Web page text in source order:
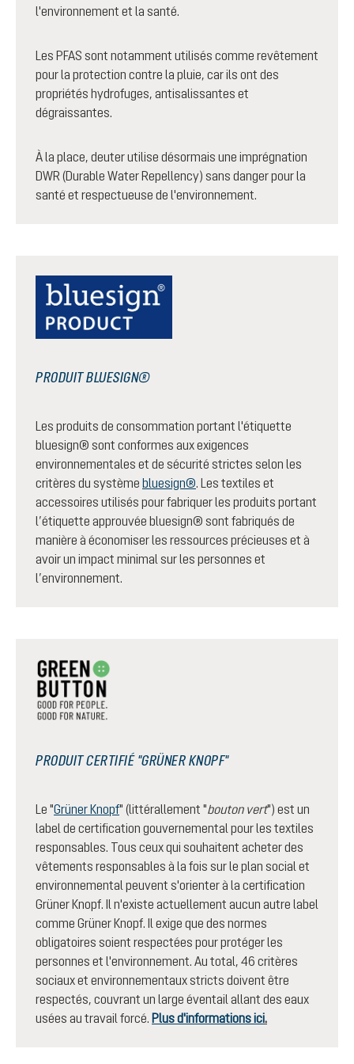
l'environnement et la santé.
Les PFAS sont notamment utilisés comme revêtement
pour la protection contre la pluie, car ils ont des
propriétés hydrofuges, antisalissantes et
dégraissantes.
À la place, deuter utilise désormais une imprégnation
DWR (Durable Water Repellency) sans danger pour la
santé et respectueuse de l'environnement.
PRODUIT BLUESIGN®
Les produits de consommation portant l'étiquette
bluesign® sont conformes aux exigences
environnementales et de sécurité strictes selon les
critères du système bluesign®. Les textiles et
accessoires utilisés pour fabriquer les produits portant
l’étiquette approuvée bluesign® sont fabriqués de
manière à économiser les ressources précieuses et à
avoir un impact minimal sur les personnes et
l’environnement.
PRODUIT CERTIFIÉ "GRÜNER KNOPF"
Le "Grüner Knopf" (littérallement "bouton vert") est un
label de certification gouvernemental pour les textiles
responsables. Tous ceux qui souhaitent acheter des
vêtements responsables à la fois sur le plan social et
environnemental peuvent s'orienter à la certification
Grüner Knopf. Il n'existe actuellement aucun autre label
comme Grüner Knopf. Il exige que des normes
obligatoires soient respectées pour protéger les
personnes et l'environnement. Au total, 46 critères
sociaux et environnementaux stricts doivent être
respectés, couvrant un large éventail allant des eaux
usées au travail forcé. Plus d'informations ici.